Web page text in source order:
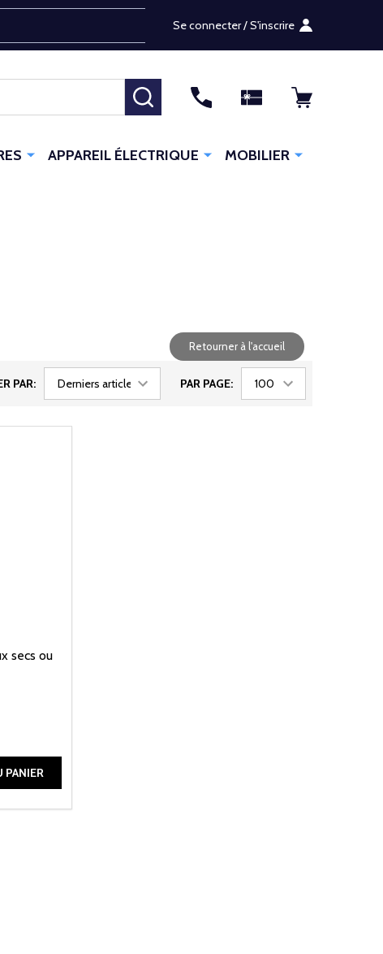
Se connecter / S'inscrire
RECHERCHER
APPAREIL ÉLECTRIQUE MOBILIER
Retourner à l'accueil
PAR: PAR PAGE:
secs ou
DE UNDEFINEDDE UNDEFINED
PANIER